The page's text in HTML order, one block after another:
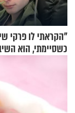
"הקראתי לו פרקי
כשסיימתי, הוא